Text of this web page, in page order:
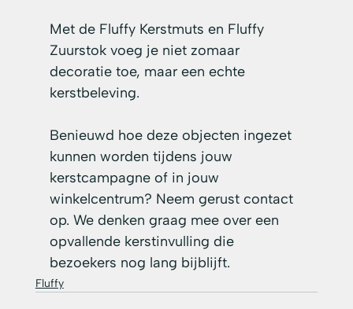
Met de Fluffy Kerstmuts en Fluffy
Zuurstok voeg je niet zomaar
decoratie toe, maar een echte
kerstbeleving.
Benieuwd hoe deze objecten ingezet
kunnen worden tijdens jouw
kerstcampagne of in jouw
winkelcentrum? Neem gerust contact
op. We denken graag mee over een
opvallende kerstinvulling die
bezoekers nog lang bijblijft.
Fluffy